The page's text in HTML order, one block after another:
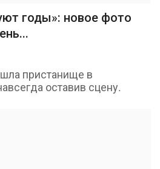
годы»: новое фото
пристанище в
оставив сцену.